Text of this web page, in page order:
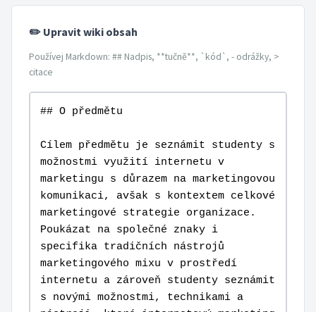
✏️ Upravit wiki obsah
Používej Markdown: ## Nadpis, **tučně**, `kód`, - odrážky, >
citace